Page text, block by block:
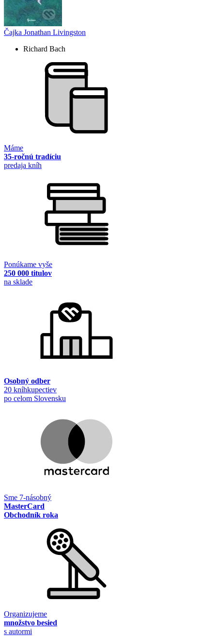
Čajka Jonathan Livingston
Richard Bach
Máme
35-ročnú tradíciu
predaja kníh
Ponúkame vyše
250 000 titulov
na sklade
Osobný odber
20 kníhkupectiev
po celom Slovensku
Sme 7-násobný
MasterCard
Obchodník roka
Organizujeme
množstvo besied
s autormi